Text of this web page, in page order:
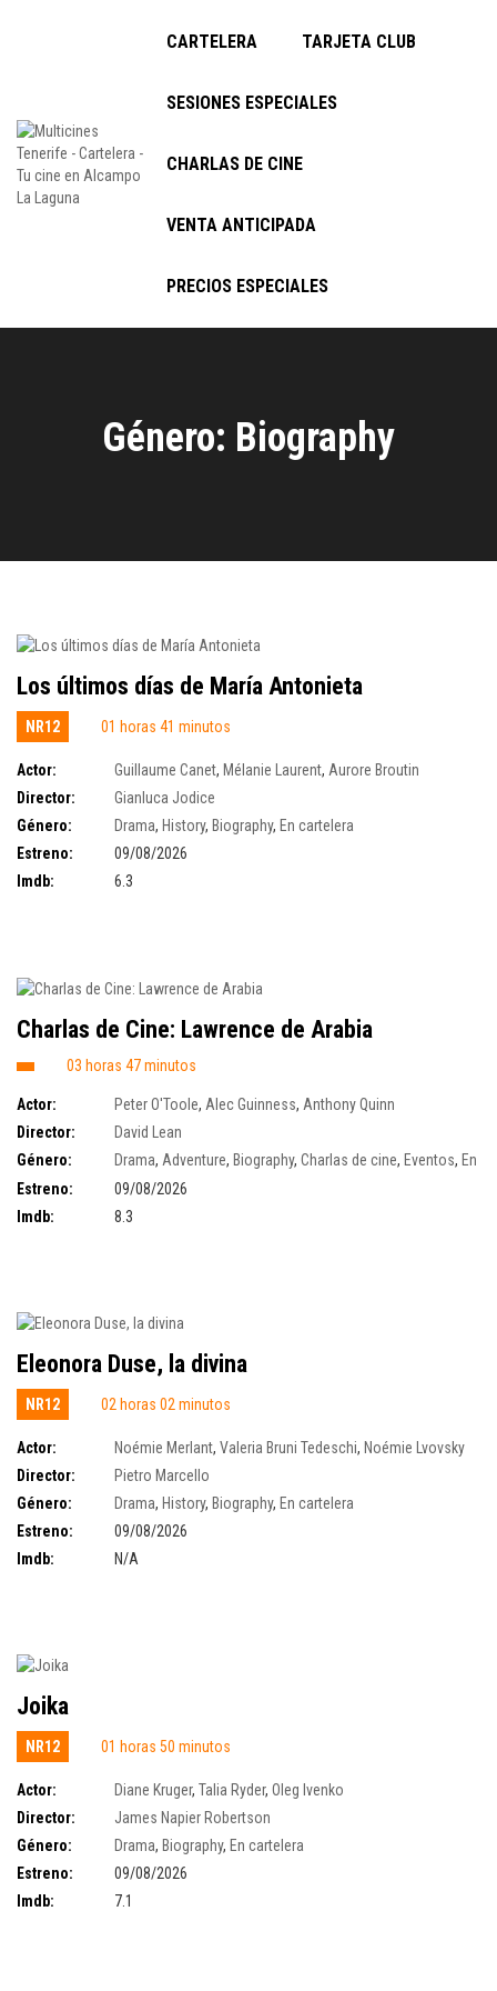
CARTELERA TARJETA CLUB
SESIONES ESPECIALES
CHARLAS DE CINE
VENTA ANTICIPADA
PRECIOS ESPECIALES
Género: Biography
Los últimos días de María Antonieta
NR12 01 horas 41 minutos
Actor: Guillaume Canet, Mélanie Laurent, Aurore Broutin
Director:
Gianluca Jodice
Género:
Drama, History, Biography, En cartelera
Estreno:
09/08/2026
Imdb:
6.3
Charlas de Cine: Lawrence de Arabia
03 horas 47 minutos
Actor: Peter O'Toole, Alec Guinness, Anthony Quinn
Director:
David Lean
Género:
Drama, Adventure, Biography, Charlas de cine, Eventos, En
cartelera
Venta anticipada,
Estreno:
09/08/2026
Imdb:
8.3
Eleonora Duse, la divina
NR12 02 horas 02 minutos
Actor: Noémie Merlant, Valeria Bruni Tedeschi, Noémie Lvovsky
Director:
Pietro Marcello
Género:
Drama, History, Biography, En cartelera
Estreno:
09/08/2026
Imdb:
N/A
Joika
NR12 01 horas 50 minutos
Actor: Diane Kruger, Talia Ryder, Oleg Ivenko
Director:
James Napier Robertson
Género:
Drama, Biography, En cartelera
Estreno:
09/08/2026
Imdb:
7.1